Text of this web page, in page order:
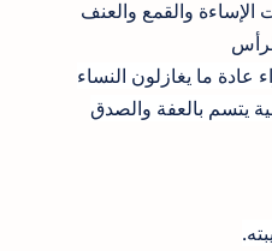
والقمع والعنف
عادة ما يغازلون النساء
يتسم بالعفة والصدق